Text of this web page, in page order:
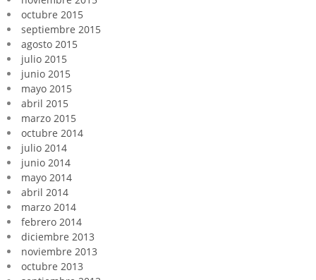
octubre 2015
septiembre 2015
agosto 2015
julio 2015
junio 2015
mayo 2015
abril 2015
marzo 2015
octubre 2014
julio 2014
junio 2014
mayo 2014
abril 2014
marzo 2014
febrero 2014
diciembre 2013
noviembre 2013
octubre 2013